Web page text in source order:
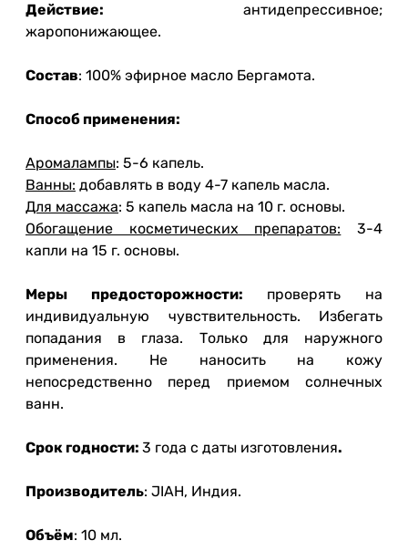
Действие: антидепрессивное;
жаропонижающее.
Состав: 100% эфирное масло Бергамота.
Способ применения:
Аромалампы: 5-6 капель.
Ванны: добавлять в воду 4-7 капель масла.
Для массажа: 5 капель масла на 10 г. основы.
Обогащение косметических препаратов: 3-4
капли на 15 г. основы.
Меры предосторожности: проверять на
индивидуальную чувствительность. Избегать
попадания в глаза. Только для наружного
применения. Не наносить на кожу
непосредственно перед приемом солнечных
ванн.
Срок годности: 3 года с даты изготовления.
Производитель: JIAH, Индия.
Объём: 10 мл.